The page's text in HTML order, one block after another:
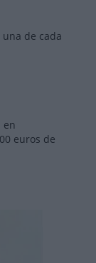
de cada
en
euros de